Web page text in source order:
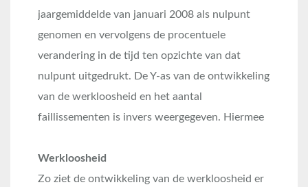
jaargemiddelde van januari 2008 als nulpunt
genomen en vervolgens de procentuele
verandering in de tijd ten opzichte van dat
nulpunt uitgedrukt. De Y-as van de ontwikkeling
van de werkloosheid en het aantal
faillissementen is invers weergegeven. Hiermee
Werkloosheid
Zo ziet de ontwikkeling van de werkloosheid er